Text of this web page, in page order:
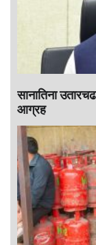
सानातिना
आग्रह